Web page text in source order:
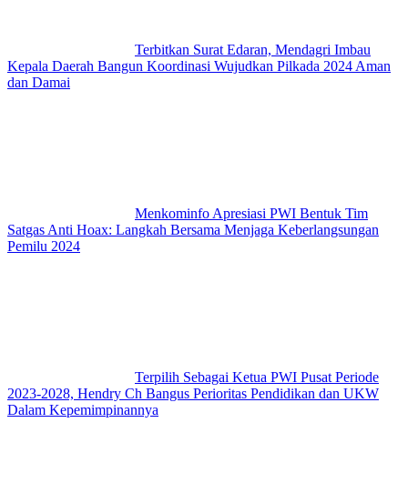
Terbitkan Surat Edaran, Mendagri Imbau
Kepala Daerah Bangun Koordinasi Wujudkan Pilkada 2024 Aman
dan Damai
Menkominfo Apresiasi PWI Bentuk Tim
Satgas Anti Hoax: Langkah Bersama Menjaga Keberlangsungan
Pemilu 2024
Terpilih Sebagai Ketua PWI Pusat Periode
2023-2028, Hendry Ch Bangus Perioritas Pendidikan dan UKW
Dalam Kepemimpinannya